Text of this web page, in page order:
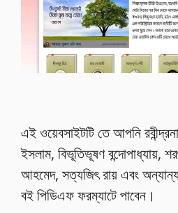
এই ওয়েবসাইটটি তে আপনি
ইসলাম, বিভূতিভূষণ বন্দোপাধ্যায়,
আহমেদ, সত্যজিৎ রায় এবং
বই পিডিএফ ফরম্যাটে পাবেন।